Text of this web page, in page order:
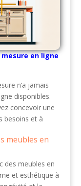
en ligne
n’a jamais
disponibles.
concevoir une
besoins et à
meubles en
des meubles en
et esthétique à